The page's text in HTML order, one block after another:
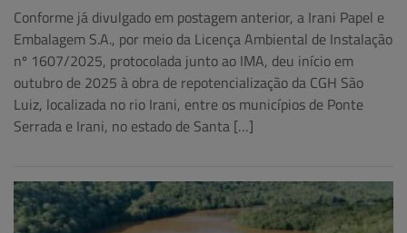
Conforme já divulgado em postagem anterior, a Irani Papel e
Embalagem S.A., por meio da Licença Ambiental de Instalação
nº 1607/2025, protocolada junto ao IMA, deu início em
outubro de 2025 à obra de repotencialização da CGH São
Luiz, localizada no rio Irani, entre os municípios de Ponte
Serrada e Irani, no estado de Santa […]